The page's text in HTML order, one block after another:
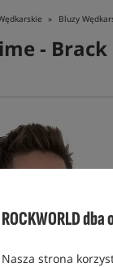
ROCKWORLD
Nasza strona
Bluzy
- Brack